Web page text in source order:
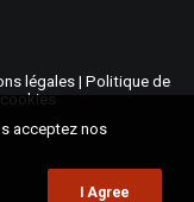
légales| Politique de
acceptez nos
I Agree